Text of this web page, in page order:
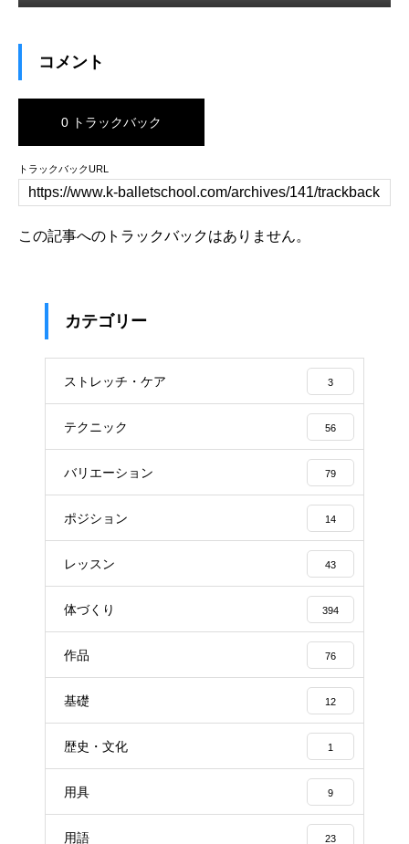
コメント
0 トラックバック
トラックバックURL
この記事へのトラックバックはありません。
カテゴリー
ストレッチ・ケア 3
テクニック 56
バリエーション 79
ポジション 14
レッスン 43
体づくり 394
作品 76
基礎 12
歴史・文化 1
用具 9
用語 23